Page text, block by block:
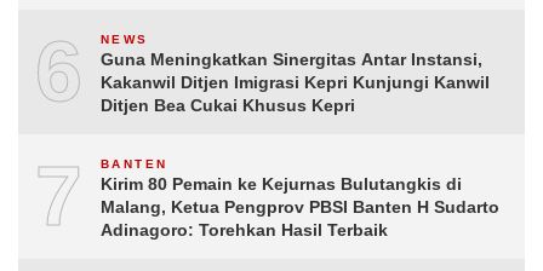
6 NEWS
Guna Meningkatkan Sinergitas Antar Instansi,
Kakanwil Ditjen Imigrasi Kepri Kunjungi Kanwil
Ditjen Bea Cukai Khusus Kepri
7 BANTEN
Kirim 80 Pemain ke Kejurnas Bulutangkis di
Malang, Ketua Pengprov PBSI Banten H Sudarto
Adinagoro: Torehkan Hasil Terbaik